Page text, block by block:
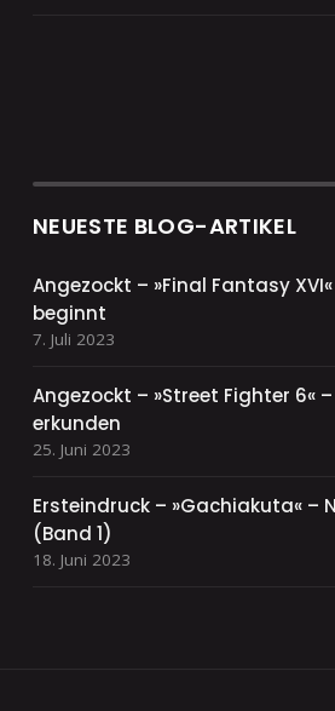
NEUESTE BLOG-ARTIKEL
Angezockt – »Final Fantasy
beginnt
7. Juli 2023
Angezockt – »Street Fighter 6«
erkunden
25. Juni 2023
Ersteindruck – »Gachiakuta« –
(Band 1)
18. Juni 2023